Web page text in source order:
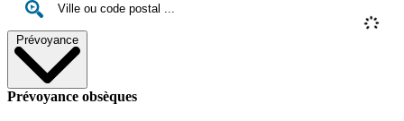
Prévoyance
Prévoyance obsèques